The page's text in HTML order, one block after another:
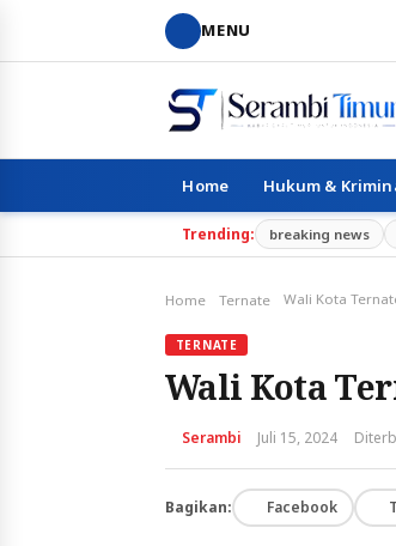
MENU
Home Hukum &
Trending: breaking news
Home Ternate
TERNATE
Wali Kota
Serambi Juli 15, 2024
Bagikan: Facebook